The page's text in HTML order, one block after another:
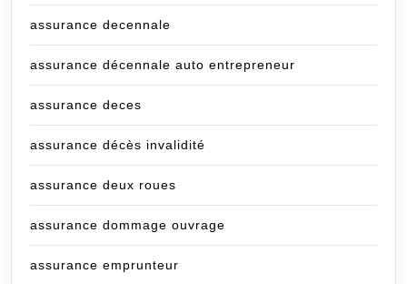
assurance decennale
assurance décennale auto entrepreneur
assurance deces
assurance décès invalidité
assurance deux roues
assurance dommage ouvrage
assurance emprunteur